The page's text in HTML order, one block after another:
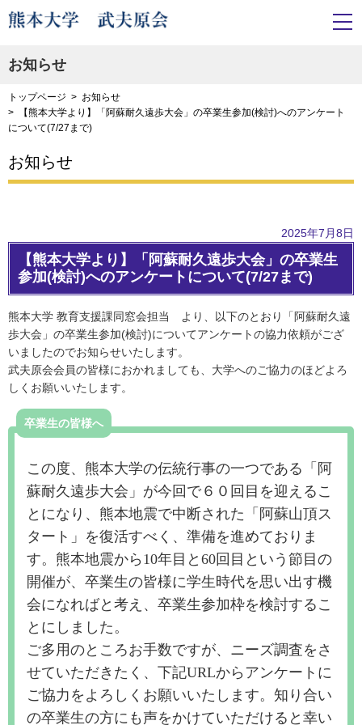
お知らせ
トップページ
お知らせ
【熊本大学より】「阿蘇耐久遠歩大会」の卒業生参加(検討)へのアンケート
について(7/27まで)
お知らせ
2025年7月8日
【熊本大学より】「阿蘇耐久遠歩大会」の卒業生
参加(検討)へのアンケートについて(7/27まで)
熊本大学 教育支援課同窓会担当 より、以下のとおり「阿蘇耐久遠
歩大会」の卒業生参加(検討)についてアンケートの協力依頼がござ
いましたのでお知らせいたします。
武夫原会会員の皆様におかれましても、大学へのご協力のほどよろ
しくお願いいたします。
卒業生の皆様へ
この度、熊本大学の伝統行事の一つである「阿
蘇耐久遠歩大会」が今回で６０回目を迎えるこ
とになり、熊本地震で中断された「阿蘇山頂ス
タート」を復活すべく、準備を進めておりま
す。熊本地震から10年目と60回目という節目の
開催が、卒業生の皆様に学生時代を思い出す機
会になればと考え、卒業生参加枠を検討するこ
とにしました。
ご多用のところお手数ですが、ニーズ調査をさ
せていただきたく、下記URLからアンケートに
ご協力をよろしくお願いいたします。知り合い
の卒業生の方にも声をかけていただけると幸い